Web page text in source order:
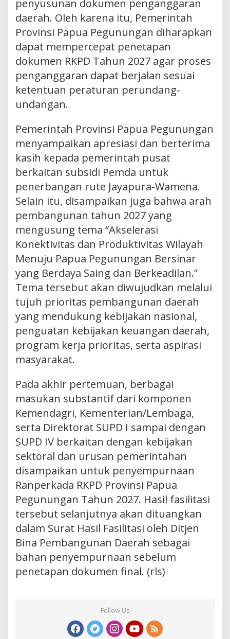
penyusunan dokumen penganggaran
daerah. Oleh karena itu, Pemerintah
Provinsi Papua Pegunungan diharapkan
dapat mempercepat penetapan
dokumen RKPD Tahun 2027 agar proses
penganggaran dapat berjalan sesuai
ketentuan peraturan perundang-
undangan.
Pemerintah Provinsi Papua Pegunungan
menyampaikan apresiasi dan berterima
kasih kepada pemerintah pusat
berkaitan subsidi Pemda untuk
penerbangan rute Jayapura-Wamena.
Selain itu, disampaikan juga bahwa arah
pembangunan tahun 2027 yang
mengusung tema “Akselerasi
Konektivitas dan Produktivitas Wilayah
Menuju Papua Pegunungan Bersinar
yang Berdaya Saing dan Berkeadilan.”
Tema tersebut akan diwujudkan melalui
tujuh prioritas pembangunan daerah
yang mendukung kebijakan nasional,
penguatan kebijakan keuangan daerah,
program kerja prioritas, serta aspirasi
masyarakat.
Pada akhir pertemuan, berbagai
masukan substantif dari komponen
Kemendagri, Kementerian/Lembaga,
serta Direktorat SUPD I sampai dengan
SUPD IV berkaitan dengan kebijakan
sektoral dan urusan pemerintahan
disampaikan untuk penyempurnaan
Ranperkada RKPD Provinsi Papua
Pegunungan Tahun 2027. Hasil fasilitasi
tersebut selanjutnya akan dituangkan
dalam Surat Hasil Fasilitasi oleh Ditjen
Bina Pembangunan Daerah sebagai
bahan penyempurnaan sebelum
penetapan dokumen final. (rls)
Follow Us